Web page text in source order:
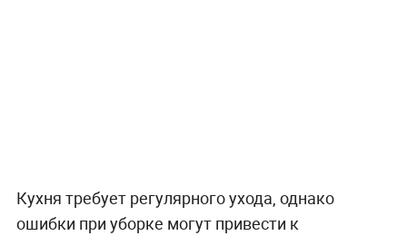
Кухня требует регулярного ухода, однако
ошибки при уборке могут привести к